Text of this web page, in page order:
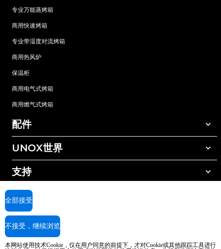
专业万能蒸烤箱
商用快速烤箱
专业带湿度对流烤箱
商用热风炉
保温柜
商用电气式烤箱
商用燃气式烤箱
配件
所有配件
手动清洗清洁剂
树脂过滤水处理
反渗透水处理
UNOX世界
我们在全球的办事处
支持
UNOX质保
查找经销商
查找服务中心
AI Content Disclaimer
本网站使用技术Cookie，仅在用户同意的前提下，才对Cookie或其他跟踪工具进行
全部接受
不接受，继续浏览